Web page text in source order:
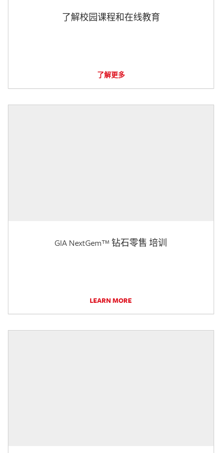
了解校园课程和在线教育
了解更多
GIA NextGem™ 钻石零售 培训
LEARN MORE